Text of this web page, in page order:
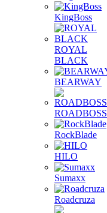
KingBoss
ROYAL
BLACK
BEARWAY
ROADBOSS
RockBlade
HILO
Sumaxx
Roadcruza